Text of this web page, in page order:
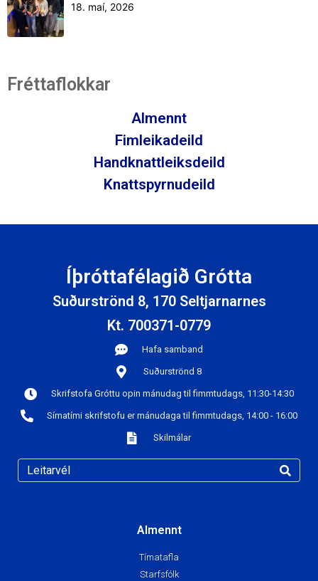
18. maí, 2026
Fréttaflokkar
Almennt
Fimleikadeild
Handknattleiksdeild
Knattspyrnudeild
Íþróttafélagið Grótta
Suðurströnd 8, 170 Seltjarnarnes
Kt. 700371-0779
Hafa samband
Suðurströnd 8
Skrifstofa Gróttu opin mánudag til fimmtudags, 11:30-14:30
Símatími skrifstofu er mánudaga til fimmtudags, 14:00 - 16:00
Skilmálar
Almennt
Tímatafla
Starfsfólk